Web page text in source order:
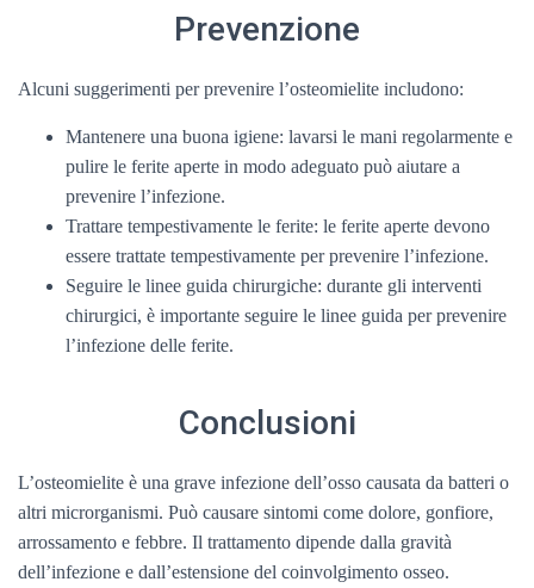
Prevenzione
Alcuni suggerimenti per prevenire l’osteomielite includono:
Mantenere una buona igiene: lavarsi le mani regolarmente e
pulire le ferite aperte in modo adeguato può aiutare a
prevenire l’infezione.
Trattare tempestivamente le ferite: le ferite aperte devono
essere trattate tempestivamente per prevenire l’infezione.
Seguire le linee guida chirurgiche: durante gli interventi
chirurgici, è importante seguire le linee guida per prevenire
l’infezione delle ferite.
Conclusioni
L’osteomielite è una grave infezione dell’osso causata da batteri o
altri microrganismi. Può causare sintomi come dolore, gonfiore,
arrossamento e febbre. Il trattamento dipende dalla gravità
dell’infezione e dall’estensione del coinvolgimento osseo.